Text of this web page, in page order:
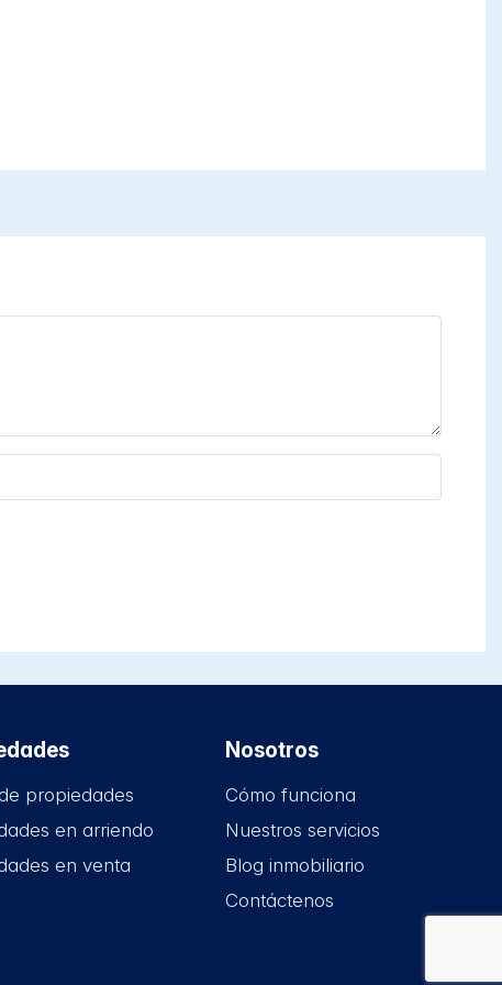
propiedades
en arriendo
en venta
Nosotros
Cómo funciona
Nuestros servicios
Blog inmobiliario
Contáctenos